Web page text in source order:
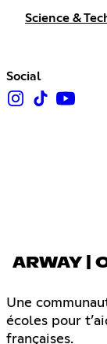
Science &
Social
ARWAY |
Une
écoles pour
françaises.